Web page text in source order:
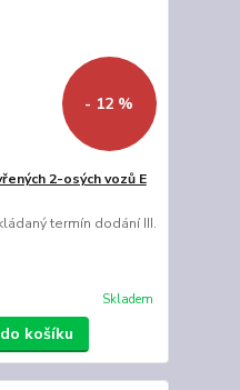
- 12 %
2-osých vozů E
termín dodání III.
Skladem
košíku